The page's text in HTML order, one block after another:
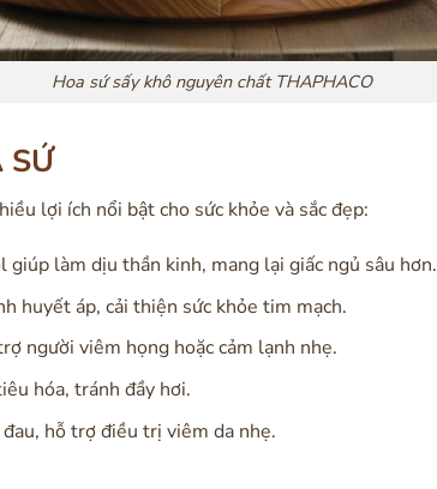
Hoa sứ sấy khô nguyên chất THAPHACO
SỨ
lợi ích nổi bật cho sức khỏe và sắc đẹp:
làm dịu thần kinh, mang lại giấc ngủ sâu hơn.
huyết áp, cải thiện sức khỏe tim mạch.
người viêm họng hoặc cảm lạnh nhẹ.
hóa, tránh đầy hơi.
hỗ trợ điều trị viêm da nhẹ.